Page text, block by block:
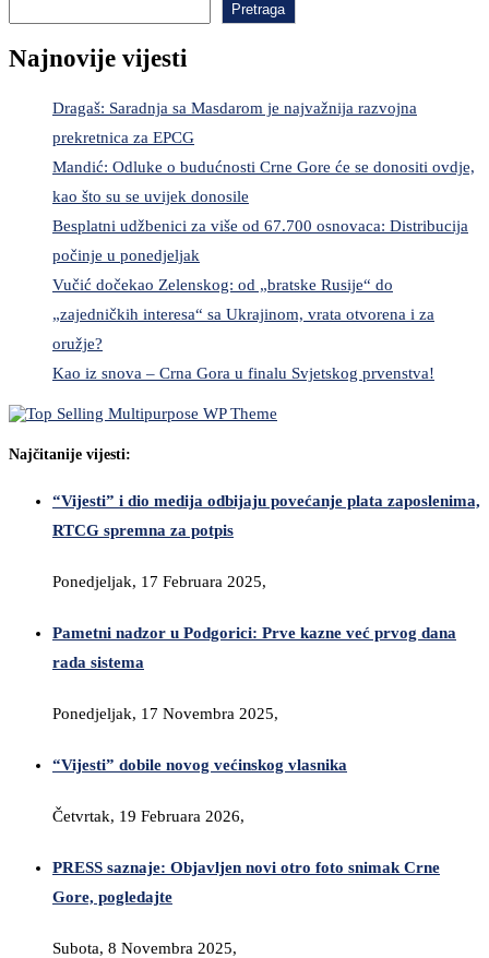
Pretraga
Najnovije vijesti
Dragaš: Saradnja sa Masdarom je najvažnija razvojna
prekretnica za EPCG
Mandić: Odluke o budućnosti Crne Gore će se donositi ovdje,
kao što su se uvijek donosile
Besplatni udžbenici za više od 67.700 osnovaca: Distribucija
počinje u ponedjeljak
Vučić dočekao Zelenskog: od „bratske Rusije“ do
„zajedničkih interesa“ sa Ukrajinom, vrata otvorena i za
oružje?
Kao iz snova – Crna Gora u finalu Svjetskog prvenstva!
Najčitanije vijesti:
“Vijesti” i dio medija odbijaju povećanje plata zaposlenima,
RTCG spremna za potpis
Ponedjeljak, 17 Februara 2025,
Pametni nadzor u Podgorici: Prve kazne već prvog dana
rada sistema
Ponedjeljak, 17 Novembra 2025,
“Vijesti” dobile novog većinskog vlasnika
Četvrtak, 19 Februara 2026,
PRESS saznaje: Objavljen novi otro foto snimak Crne
Gore, pogledajte
Subota, 8 Novembra 2025,